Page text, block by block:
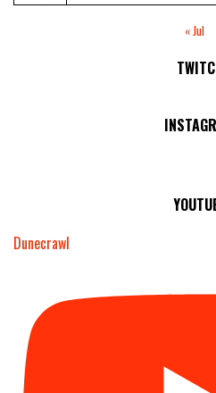
« Jul
No
Dunecrawl